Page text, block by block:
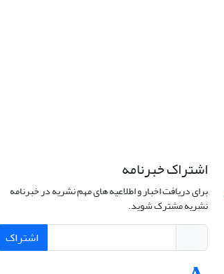
اشتراک خبرنامه
برای دریافت اخبار و اطلاعیه های مهم نشریه در خبرنامه
نشریه مشترک شوید.
اشتراک